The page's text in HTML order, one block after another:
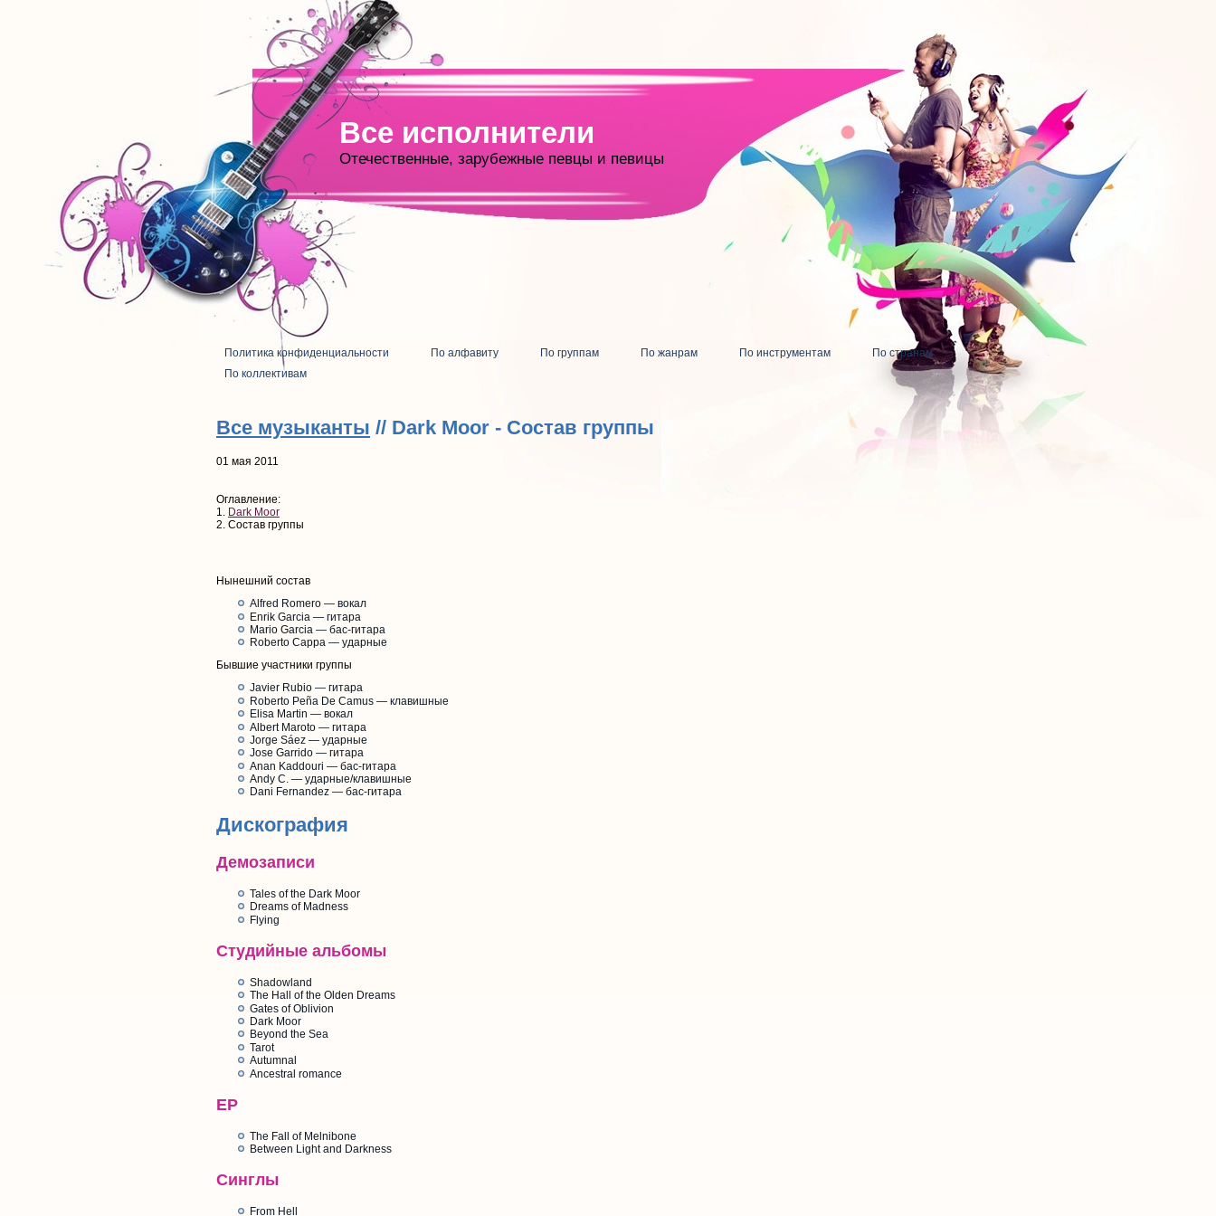
Все исполнители
Отечественные, зарубежные певцы и певицы
Политика конфиденциальности По алфавиту По группам По жанрам По инструментам
По странам
По коллективам
Все музыканты // Dark Moor - Состав группы
01 мая 2011
Оглавление:
1. Dark Moor
2. Состав группы
Нынешний состав
Alfred Romero — вокал
Enrik Garcia — гитара
Mario Garcia — бас-гитара
Roberto Cappa — ударные
Бывшие участники группы
Javier Rubio — гитара
Roberto Peña De Camus — клавишные
Elisa Martin — вокал
Albert Maroto — гитара
Jorge Sáez — ударные
Jose Garrido — гитара
Anan Kaddouri — бас-гитара
Andy C. — ударные/клавишные
Dani Fernandez — бас-гитара
Дискография
Демозаписи
Tales of the Dark Moor
Dreams of Madness
Flying
Студийные альбомы
Shadowland
The Hall of the Olden Dreams
Gates of Oblivion
Dark Moor
Beyond the Sea
Tarot
Autumnal
Ancestral romance
EP
The Fall of Melnibone
Between Light and Darkness
Синглы
From Hell